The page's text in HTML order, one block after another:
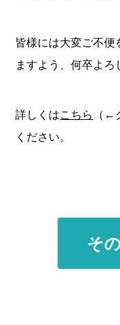
皆様には大変ご不便
ますよう、何卒よろ
詳しくはこちら
（←
ください。
そ